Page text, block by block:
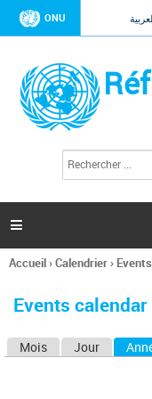
ONU
l
c
h
e

Vous
ici
Accueil›Calendrier›
Events calendar
Mois Jour